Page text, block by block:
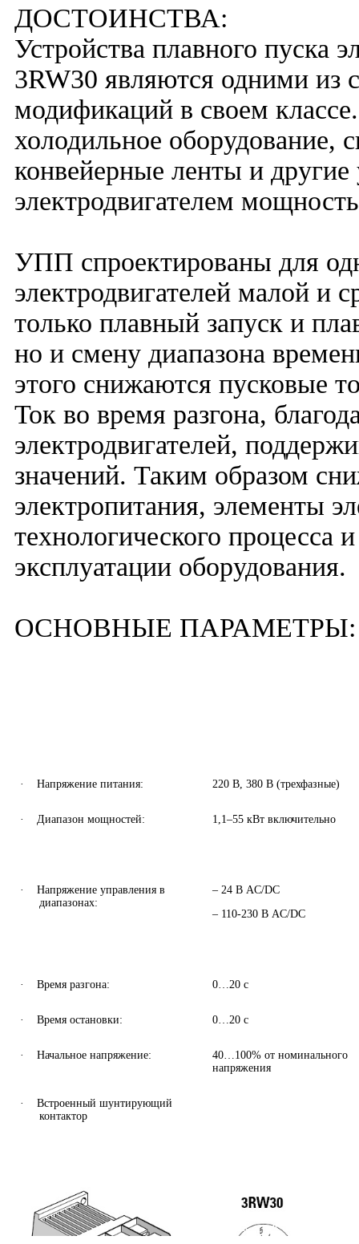
ДОСТОИНСТВА:
Устройства плавного пуска
3RW30 являются одними из
модификаций в своем
холодильное оборудование,
конвейерные ленты и
электродвигателем
УПП спроектированы для
электродвигателей малой и
только плавный запуск и
но и смену диапазона
этого снижаются пусковые
Ток во время разгона,
электродвигателей,
значений. Таким образом
электропитания, элементы
технологического процесса
эксплуатации оборудования.
ОСНОВНЫЕ ПАРАМЕТРЫ:
· Напряжение питания: 220 В,380 В (трехфазные)
· Диапазон мощностей: 1,1–55 кВт включительно
·
Напряжение управления в
диапазонах:
– 24 В AC/DC
– 110-230 В AC/DC
· Время разгона: 0…20 с
· Время остановки: 0…20c
· Начальное напряжение: 40 …100% от номинального
напряжения
·
Встроенный шунтирующий
контактор